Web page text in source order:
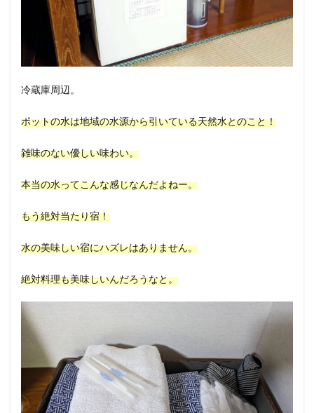
冷蔵庫周辺。
ポットの水は地域の水源から引いている天然水とのこと！
雑味のない優しい味わい。
本当の水ってこんな感じなんだよねー。
もう絶対当たり宿！
水の美味しい宿にハズレはありません。
絶対料理も美味しいんだろうなと。